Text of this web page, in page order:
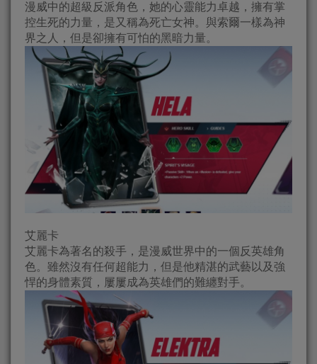
漫威中的超級反派角色，她的心靈能力卓越，擁有掌
控生死的力量，是又稱為死亡女神。與索爾一樣為神
界之人，但是卻擁有可怕的黑暗力量。
艾麗卡
艾麗卡為著名的殺手，是漫威世界中的一個反英雄角
色。雖然沒有任何超能力，但是他精湛的武藝以及強
悍的身體素質，屢屢成為英雄們的難纏對手。